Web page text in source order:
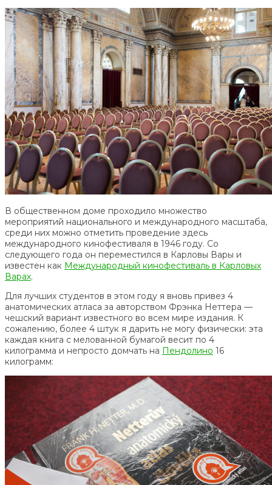
В общественном доме проходило множество
мероприятий национального и международного масштаба,
среди них можно отметить проведение здесь
международного кинофестиваля в 1946 году. Со
следующего года он переместился в Карловы Вары и
известен как Международный кинофестиваль в Карловых
Варах.
Для лучших студентов в этом году я вновь привез 4
анатомических атласа за авторством Фрэнка Неттера —
чешский вариант известного во всем мире издания. К
сожалению, более 4 штук я дарить не могу физически: эта
каждая книга с мелованной бумагой весит по 4
килограмма и непросто домчать на Пендолино 16
килограмм: